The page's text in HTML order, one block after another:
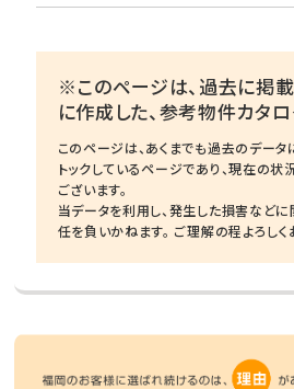
※このページは、過去に掲
に作成した、参考物件カタロ
このページは、あくまでも過去のデータ
トックしているページであり、現在の
ございます。
当データを利用し、発生した損害など
任を負いかねます。 ご理解の程よろしく